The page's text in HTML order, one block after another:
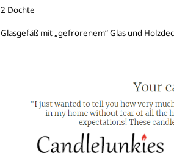
2 Dochte
Glasgefäß mit „gefrorenem“ Glas und